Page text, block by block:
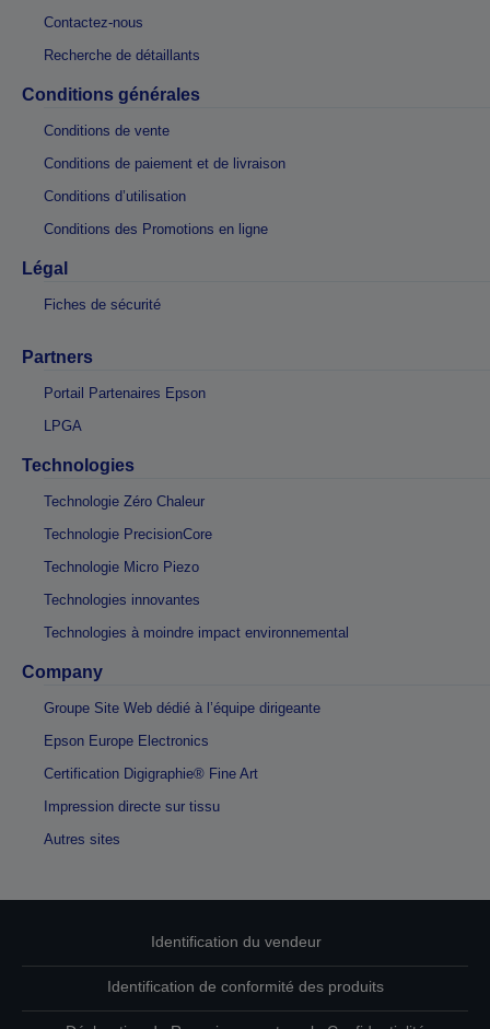
Contactez-nous
Recherche de détaillants
Conditions générales
Conditions de vente
Conditions de paiement et de livraison
Conditions d’utilisation
Conditions des Promotions en ligne
Légal
Fiches de sécurité
Partners
Portail Partenaires Epson
LPGA
Technologies
Technologie Zéro Chaleur
Technologie PrecisionCore
Technologie Micro Piezo
Technologies innovantes
Technologies à moindre impact environnemental
Company
Groupe Site Web dédié à l’équipe dirigeante
Epson Europe Electronics
Certification Digigraphie® Fine Art
Impression directe sur tissu
Autres sites
Identification du vendeur
Identification de conformité des produits